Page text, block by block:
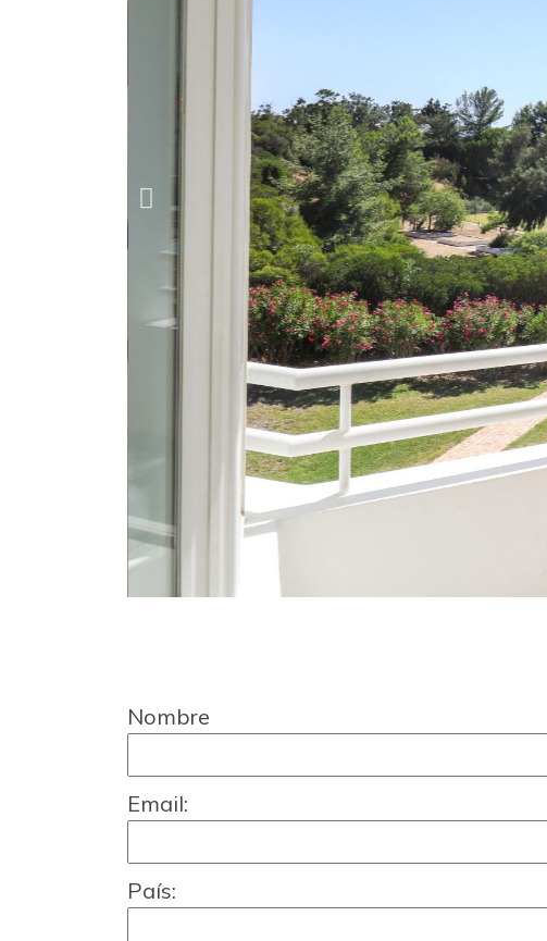
Nombre
Email:
País: